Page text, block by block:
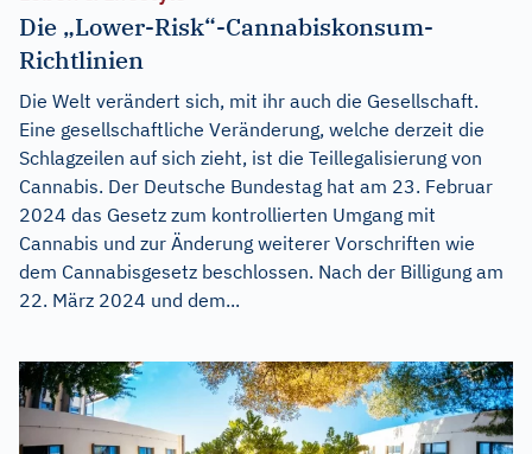
Die „Lower-Risk“-Cannabiskonsum-
Richtlinien
Die Welt verändert sich, mit ihr auch die Gesellschaft.
Eine gesellschaftliche Veränderung, welche derzeit die
Schlagzeilen auf sich zieht, ist die Teillegalisierung von
Cannabis. Der Deutsche Bundestag hat am 23. Februar
2024 das Gesetz zum kontrollierten Umgang mit
Cannabis und zur Änderung weiterer Vorschriften wie
dem Cannabisgesetz beschlossen. Nach der Billigung am
22. März 2024 und dem...